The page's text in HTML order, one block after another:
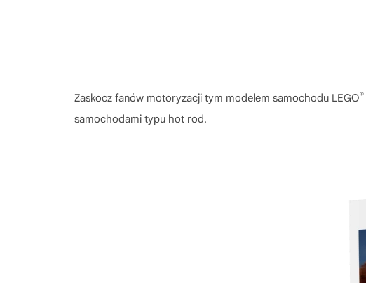
Zaskocz fanów motoryzacji tym modelem samochodu LEGO®
samochodami typu hot rod.